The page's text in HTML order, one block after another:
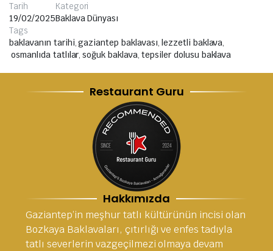
Tarih
19/02/2025
Kategori
Baklava Dünyası
Tags
baklavanın tarihi,gaziantep baklavası, lezzetli baklava,
osmanlıda tatlılar, soğuk baklava, tepsiler dolusu baklava
Restaurant Guru
Hakkımızda
Gaziantep’in meşhur tatlı kültürünün incisi olan
Bozkaya Baklavaları, çıtırlığı ve enfes tadıyla
tatlı severlerin vazgeçilmezi olmaya devam